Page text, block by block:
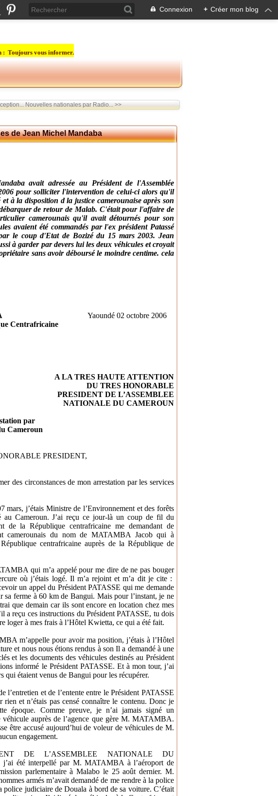
Connexion + Créer mon blog
: Toujours vous informer.
Nouvelles nationales par Radio... >>
de Jean Michel Mandaba
avait adressée au Président de l'Assemblée
pour solliciter l'intervention de celui-ci alors qu'il
à la disposition d la justice camerounaise après son
de retour de Malab. C'était pour l'affaire de
camerounais qu'il avait détournés pour son
avaient été commandés par l'ex président Patassé
le coup d'Etat de Bozizé du 15 mars 2003. Jean
à garder par devers lui les deux véhicules et croyait
sans avoir déboursé le moindre centime. cela
Yaoundé 02 octobre 2006
Centrafricaine
A LA TRES HAUTE ATTENTION
DU TRES HONORABLE
PRESIDENT DE L’ASSEMBLEE
NATIONALE DU CAMEROUN
par
Cameroun
PRESIDENT,
des circonstances de mon arrestation par les services
mars, j’étais Ministre de l’Environnement et des forêts
au Cameroun. J’ai reçu ce jour-là un coup de fil du
de la République centrafricaine me demandant de
camerounais du nom de MATAMBA Jacob qui à
centrafricaine auprès de la République de
qui m’a appelé pour me dire de ne pas bouger
où j’étais logé. Il m’a rejoint et m’a dit je cite :
un appel du Président PATASSE qui me demande
sa ferme à 60 km de Bangui. Mais pour l’instant, je ne
que demain car ils sont encore en location chez mes
a reçu ces instructions du Président PATASSE, tu dois
loger à mes frais à l’Hôtel Kwietta, ce qui a été fait.
m’appelle pour avoir ma position, j’étais à l’Hôtel
et nous nous étions rendus à son Il a demandé à une
et les documents des véhicules destinés au Président
informé le Président PATASSE. Et à mon tour, j’ai
qui étaient venus de Bangui pour les récupérer.
l’entretien et de l’entente entre le Président PATASSE
et n’étais pas censé connaître le contenu. Donc je
époque. Comme preuve, je n’ai jamais signé un
auprès de l’agence que gère M. MATAMBA.
être accusé aujourd’hui de voleur de véhicules de M.
engagement.
DE L’ASSEMBLEE NATIONALE DU
été interpellé par M. MATAMBA à l’aéroport de
parlementaire à Malabo le 25 août dernier. M.
armés m’avait demandé de me rendre à la police
police judiciaire de Douala à bord de sa voiture. C’était